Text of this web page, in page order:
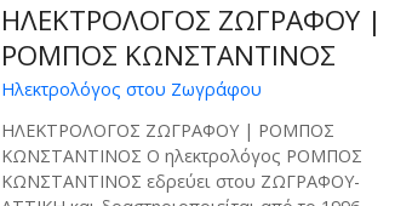
ΗΛΕΚΤΡΟΛΟΓΟΣ ΖΩΓΡΑΦΟΥ |
ΡΟΜΠΟΣ ΚΩΝΣΤΑΝΤΙΝΟΣ
Ηλεκτρολόγος στου Ζωγράφου
ΗΛΕΚΤΡΟΛΟΓΟΣ ΖΩΓΡΑΦΟΥ | ΡΟΜΠΟΣ
ΚΩΝΣΤΑΝΤΙΝΟΣ Ο ηλεκτρολόγος ΡΟΜΠΟΣ
ΚΩΝΣΤΑΝΤΙΝΟΣ εδρεύει στου ΖΩΓΡΑΦΟΥ-